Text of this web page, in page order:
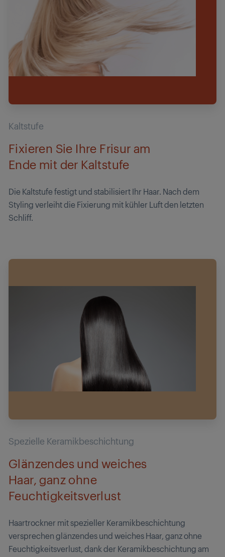
Kaltstufe
Fixieren Sie Ihre Frisur am
Ende mit der Kaltstufe
Die Kaltstufe festigt und stabilisiert Ihr Haar. Nach dem
Styling verleiht die Fixierung mit kühler Luft den letzten
Schliff.
Spezielle Keramikbeschichtung
Glänzendes und weiches
Haar, ganz ohne
Feuchtigkeitsverlust
Haartrockner mit spezieller Keramikbeschichtung
versprechen glänzendes und weiches Haar, ganz ohne
Feuchtigkeitsverlust, dank der Keramikbeschichtung am